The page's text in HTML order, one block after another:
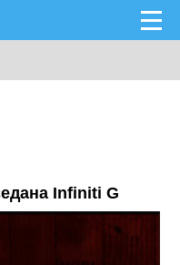
Infiniti G